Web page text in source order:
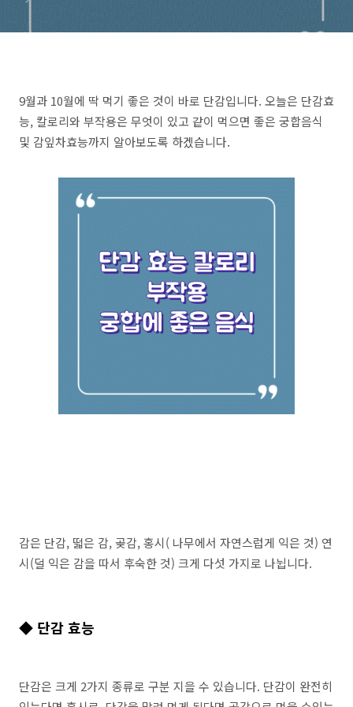
9월과 10월에 딱 먹기 좋은 것이 바로 단감입니다. 오늘은 단감효
능, 칼로리와 부작용은 무엇이 있고 같이 먹으면 좋은 궁합음식
및 감잎차효능까지 알아보도록 하겠습니다.
감은 단감, 떫은 감, 곶감, 홍시( 나무에서 자연스럽게 익은 것) 연
시(덜 익은 감을 따서 후숙한 것) 크게 다섯 가지로 나뉩니다.
◆ 단감 효능
단감은 크게 2가지 종류로 구분 지을 수 있습니다. 단감이 완전히